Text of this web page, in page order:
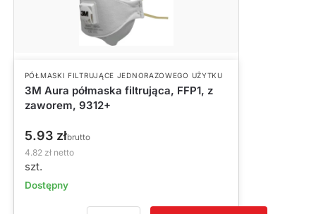
PÓŁMASKI FILTRUJĄCE JEDNORAZOWEGO UŻYTKU
3M Aura półmaska filtrująca, FFP1, z
zaworem, 9312+
5.93 złbrutto
4.82 złnetto
szt.
Dostępny